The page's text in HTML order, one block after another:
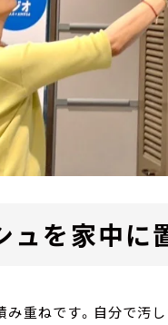
ュを家中に
重ねです。自分で汚